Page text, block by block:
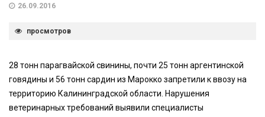
26.09.2016
просмотров
28 тонн парагвайской свинины, почти 25 тонн аргентинской
говядины и 56 тонн сардин из Марокко запретили к ввозу на
территорию Калининградской области. Нарушения
ветеринарных требований выявили специалисты